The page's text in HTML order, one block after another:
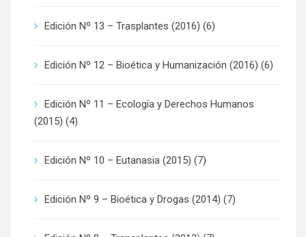
Edición Nº 13 – Trasplantes (2016) (6)
Edición Nº 12 – Bioética y Humanización (2016) (6)
Edición Nº 11 – Ecología y Derechos Humanos
(2015) (4)
Edición Nº 10 – Eutanasia (2015) (7)
Edición Nº 9 – Bioética y Drogas (2014) (7)